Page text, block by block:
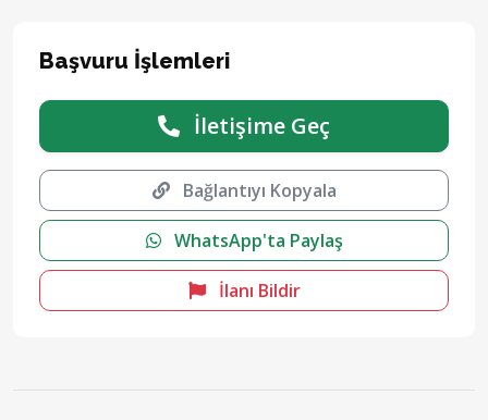
Başvuru İşlemleri
İletişime Geç
Bağlantıyı Kopyala
WhatsApp'ta Paylaş
İlanı Bildir